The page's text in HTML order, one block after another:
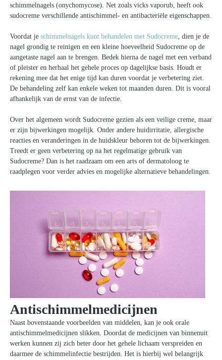
schimmelnagels (onychomycose). Net zoals vicks vaporub, heeft ook
sudocreme verschillende antischimmel- en antibacteriële eigenschappen.
Voordat je schimmelnagels kunt behandelen met Sudocreme, dien je de
nagel grondig te reinigen en een kleine hoeveelheid Sudocreme op de
aangetaste nagel aan te brengen. Bedek hierna de nagel met een verband
of pleister en herhaal het gehele proces op dagelijkse basis. Houdt er
rekening mee dat het enige tijd kan duren voordat je verbetering ziet.
De behandeling zelf kan enkele weken tot maanden duren. Dit is vooral
afhankelijk van de ernst van de infectie.
Over het algemeen wordt Sudocreme gezien als een veilige creme, maar
er zijn bijwerkingen mogelijk. Onder andere huidirritatie, allergische
reacties en veranderingen in de huidskleur behoren tot de bijwerkingen.
Treedt er geen verbetering op na het regelmatige gebruik van
Sudocreme? Dan is het raadzaam om een arts of dermatoloog te
raadplegen voor verder advies en mogelijke alternatieve behandelingen.
Antischimmelmedicijnen
Naast bovenstaande voorbeelden van middelen, kan je ook orale
antischimmelmedicijnen slikken. Doordat de medicijnen van binnenuit
werken kunnen zij zich beter door het gehele lichaam verspreiden en
daarmee de schimmelinfectie bestrijden. Het is hierbij wel belangrijk